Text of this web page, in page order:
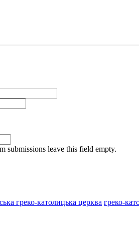
submissions leave this field empty.
греко-католицька церква греко-